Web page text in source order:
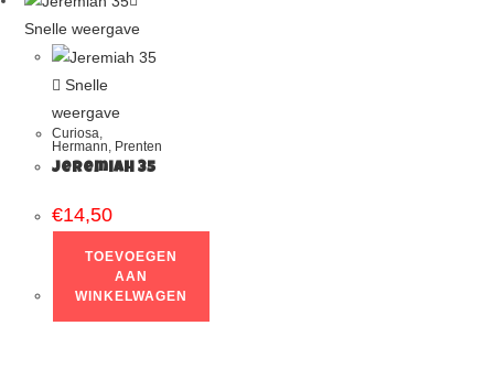
Snelle weergave
Snelle
weergave
Curiosa
Hermann Prenten
Jeremiah 35
€14,50
TOEVOEGEN
AAN
WINKELWAGEN